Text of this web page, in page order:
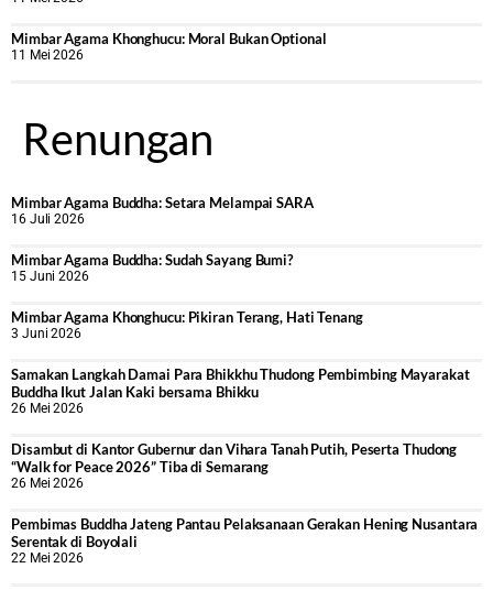
Mimbar Agama Khonghucu: Moral Bukan Optional
11 Mei 2026
Renungan
Mimbar Agama Buddha: Setara Melampai SARA
16 Juli 2026
Mimbar Agama Buddha: Sudah Sayang Bumi?
15 Juni 2026
Mimbar Agama Khonghucu: Pikiran Terang, Hati Tenang
3 Juni 2026
Samakan Langkah Damai Para Bhikkhu Thudong Pembimbing Mayarakat
Buddha Ikut Jalan Kaki bersama Bhikku
26 Mei 2026
Disambut di Kantor Gubernur dan Vihara Tanah Putih, Peserta Thudong
“Walk for Peace 2026” Tiba di Semarang
26 Mei 2026
‎Pembimas Buddha Jateng Pantau Pelaksanaan Gerakan Hening Nusantara
Serentak di Boyolali
22 Mei 2026